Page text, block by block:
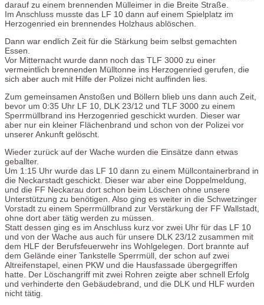
darauf zu einem brennenden Mülleimer in die Breite Straße.
Im Anschluss musste das LF 10 dann auf einem Spielplatz im
Herzogenried ein brennendes Holzhaus ablöschen.
Dann war endlich Zeit für die Stärkung beim selbst gemachten
Essen.
Vor Mitternacht wurde dann noch das TLF 3000 zu einer
vermeintlich brennenden Mülltonne ins Herzogenried gerufen, die
sich aber auch mit Hilfe der Polizei nicht auffinden lies.
Zum gemeinsamen Anstoßen und Böllern blieb uns dann auch Zeit,
bevor um 0:35 Uhr LF 10, DLK 23/12 und TLF 3000 zu einem
Sperrmüllbrand ins Herzogenried geschickt wurden. Dieser war
aber nur ein kleiner Flächenbrand und schon von der Polizei vor
unserer Ankunft gelöscht.
Wieder zurück auf der Wache wurden die Einsätze dann etwas
geballter.
Um 1:15 Uhr wurde das LF 10 dann zu einem Müllcontainerbrand in
die Neckarstadt geschickt. Dieser war aber eine Doppelmeldung,
und die FF Neckarau dort schon beim Löschen ohne unsere
Unterstützung zu benötigen. Also ging es weiter in die Schwetzinger
Vorstadt zu einem Sperrmüllbrand zur Verstärkung der FF Wallstadt,
ohne dort aber tätig werden zu müssen.
Statt dessen ging es im Anschluss kurz vor zwei Uhr für das LF 10
und von der Wache aus auch für unsere DLK 23/12 zusammen mit
dem HLF der Berufsfeuerwehr ins Wohlgelegen. Dort brannte auf
dem Gelände einer Tankstelle Sperrmüll, der schon auf zwei
Altreifenstapel, einen PKW und die Hausfassade übergegriffen
hatte. Der Löschangriff mit zwei Rohren zeigte aber schnell Erfolg
und verhinderte den Gebäudebrand, und die DLK und HLF wurden
nicht tätig.